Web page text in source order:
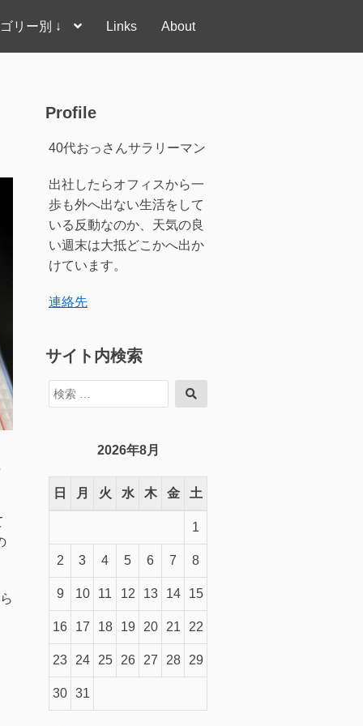
リー別 ↓ Links About
Profile
40代おっさんサラリーマン
出社したらオフィスから一
歩も外へ出ない生活をして
いる反動なのか、天気の良
い週末は大抵どこかへ出か
けています。
連絡先
サイト内検索
検
索
索
2026年8月
日 月 火 水 木 金 土
1
2 3 4 5 6 7 8
9 10 11 12 13 14 15
16 17 18 19 20 21 22
23 24 25 26 27 28 29
30 31